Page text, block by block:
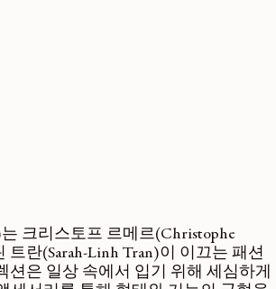
크리스토프 르메르(Christophe
트란(Sarah-Linh Tran)이 이끄는 패션
션은 일상 속에서 입기 위해 세심하게